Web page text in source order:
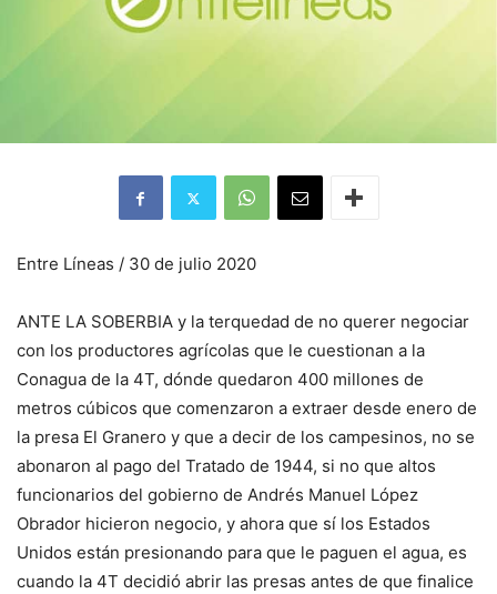
Entre Líneas / 30 de julio 2020
ANTE LA SOBERBIA y la terquedad de no querer negociar
con los productores agrícolas que le cuestionan a la
Conagua de la 4T, dónde quedaron 400 millones de
metros cúbicos que comenzaron a extraer desde enero de
la presa El Granero y que a decir de los campesinos, no se
abonaron al pago del Tratado de 1944, si no que altos
funcionarios del gobierno de Andrés Manuel López
Obrador hicieron negocio, y ahora que sí los Estados
Unidos están presionando para que le paguen el agua, es
cuando la 4T decidió abrir las presas antes de que finalice